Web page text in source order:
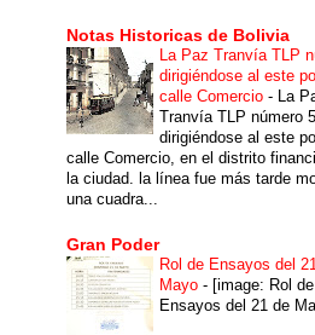
Notas Historicas de Bolivia
La Paz Tranvía TLP
dirigiéndose al este
calle Comercio - La
Tranvía TLP número 5
dirigiéndose al este
calle Comercio, en el distrito
la ciudad. la línea fue más tarde
una cuadra...
Gran Poder
Rol de Ensayos del
Mayo - [image: Rol de
Ensayos del 21 de